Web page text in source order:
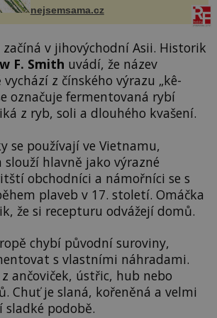
vlasy. ...
nejsemsama.cz
v jihovýchodní Asii. Historik
F. Smith uvádí, že název
z čínského výrazu „kê-
označuje fermentovaná rybí
z ryb, soli a dlouhého kvašení.
se používají ve Vietnamu,
slouží hlavně jako výrazné
obchodníci a námořníci se s
plaveb v 17. století. Omáčka
že si recepturu odvážejí domů.
chybí původní suroviny,
s vlastními náhradami.
ančoviček, ústřic, hub nebo
Chuť je slaná, kořeněná a velmi
sladké podobě.